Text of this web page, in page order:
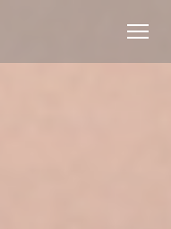
cookies